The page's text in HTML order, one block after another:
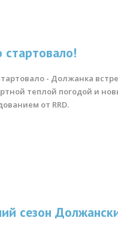
стартовало!
- Должанка
теплой погодой и
от RRD.
сезон